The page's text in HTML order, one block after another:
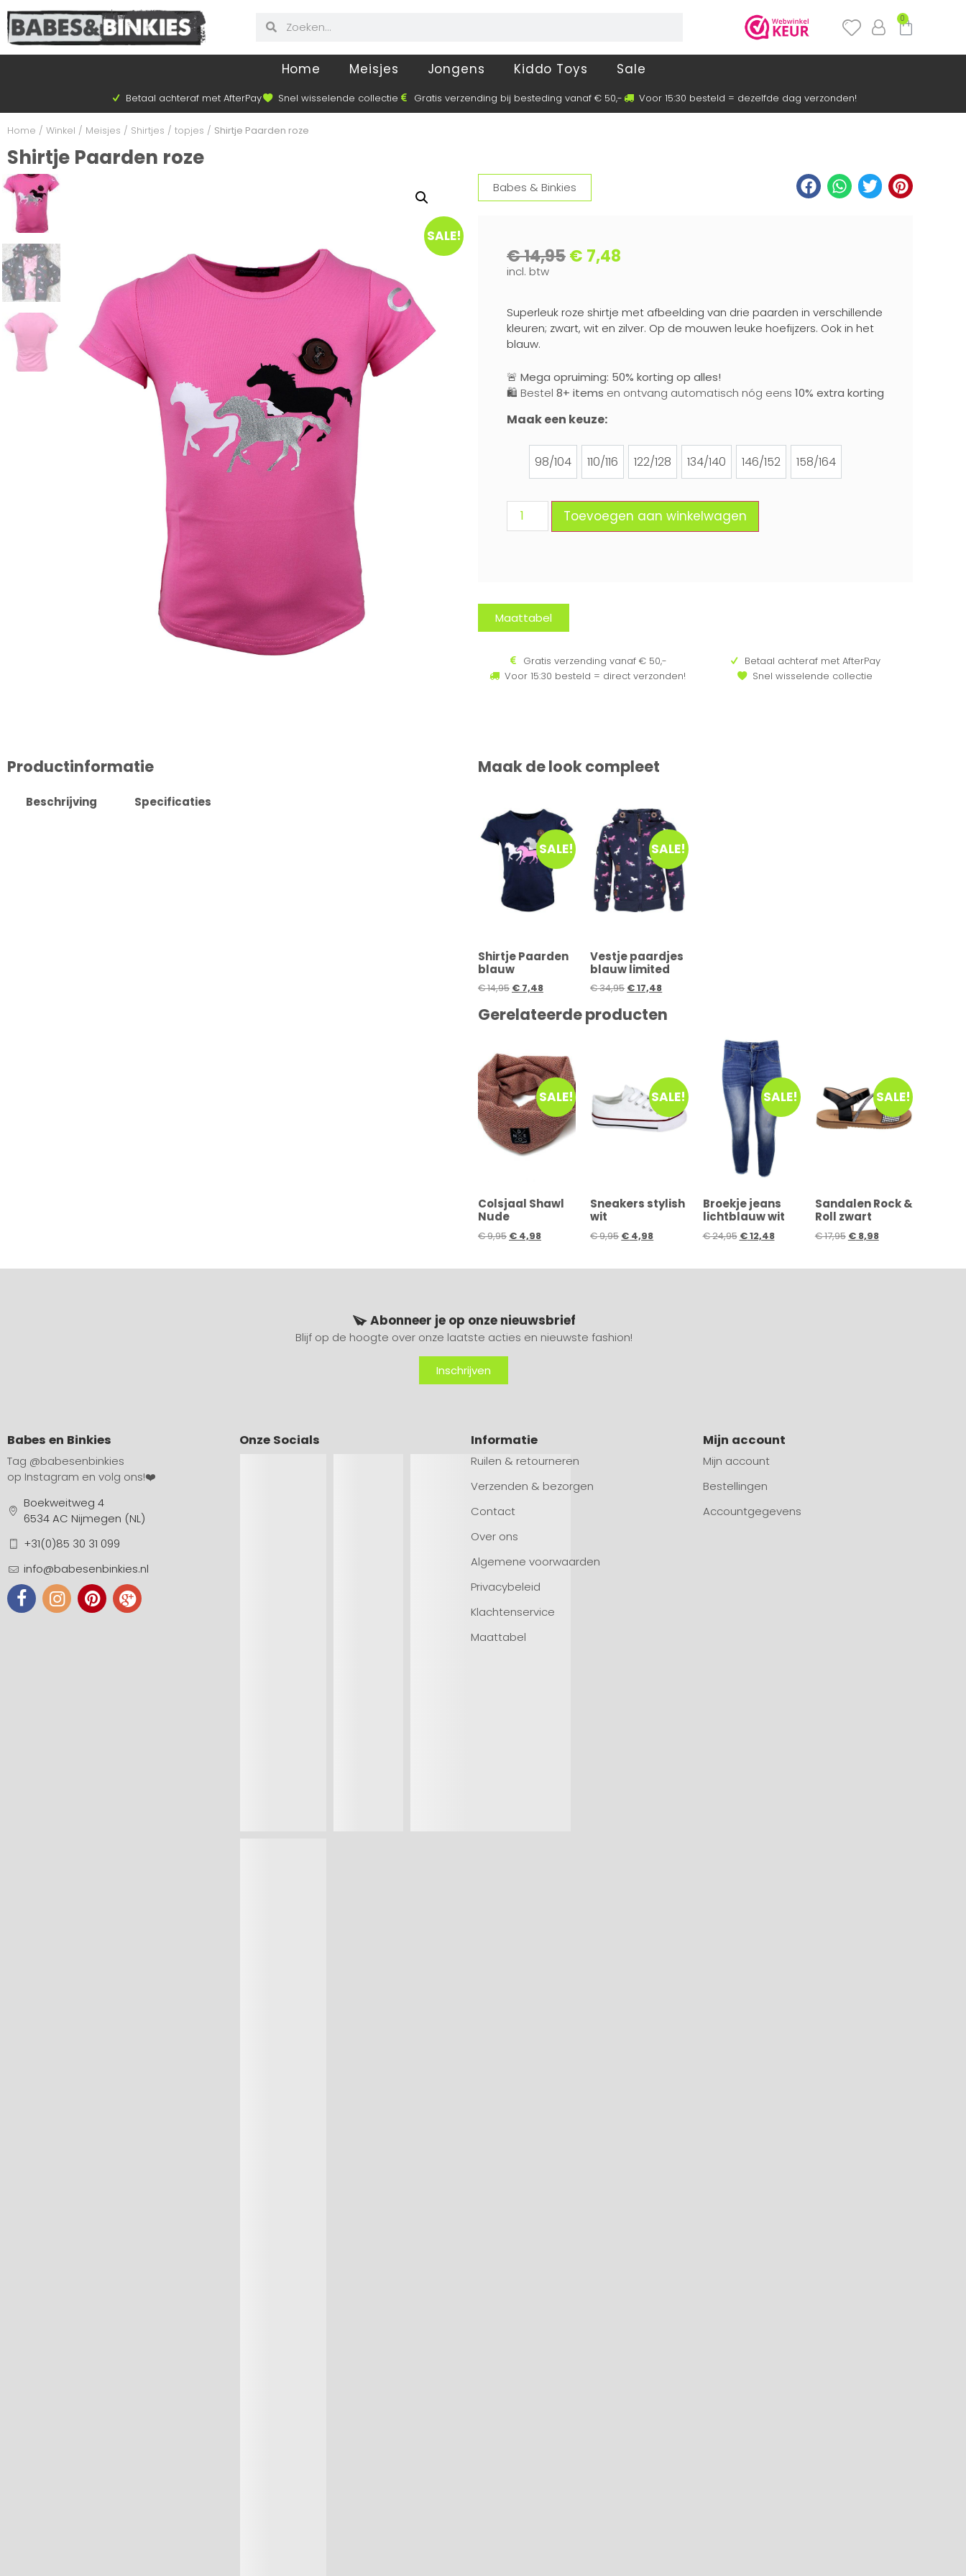
0
Home Meisjes Jongens Kiddo Toys Sale
Betaal achteraf met AfterPay Snel wisselende collectie Gratis verzending bij besteding vanaf € 50,- Voor 15:30 besteld = dezelfde dag verzonden!
Home / Winkel / Meisjes / Shirtjes / topjes / Shirtje Paarden roze
Shirtje Paarden roze
SALE!
Babes & Binkies
€14,95€ 7,48
incl. btw
Superleuk roze shirtje met afbeelding van drie paarden in verschillende
kleuren; zwart, wit en zilver. Op de mouwen leuke hoefijzers. Ook in het
blauw.
🚨 Mega opruiming: 50% korting op alles!
🛍️ Bestel 8+ items en ontvang automatisch nóg eens 10% extra korting
Maak een keuze:
98/104
98/104
110/116
110/116
122/128
122/128
134/140
134/140
146/152
146/152
158/164
158/164
Toevoegen aan winkelwagen
Maattabel
Gratis verzending vanaf € 50,-
Voor 15:30 besteld = direct verzonden!
Betaal achteraf met AfterPay
Snel wisselende collectie
Productinformatie
Beschrijving Specificaties
Maak de look compleet
SALE!
Shirtje Paarden
blauw
€14,95 € 7,48
SALE!
Vestje paardjes
blauw limited
€34,95 €17,48
Gerelateerde producten
SALE!
Colsjaal Shawl
Nude
€9,95 € 4,98
SALE!
Sneakers stylish
wit
€9,95 € 4,98
SALE!
Broekje jeans
lichtblauw wit
€24,95 €12,48
SALE!
Sandalen Rock &
Roll zwart
€17,95 €8,98
Abonneer je op onze nieuwsbrief
Blijf op de hoogte over onze laatste acties en nieuwste fashion!
Inschrijven
Babes en Binkies
Tag @babesenbinkies
op Instagram en volg ons!❤️
Boekweitweg 4
6534 AC Nijmegen (NL)
+31(0)85 30 31 099
info@babesenbinkies.nl
Onze Socials Informatie
Ruilen & retourneren
Verzenden & bezorgen
Contact
Over ons
Algemene voorwaarden
Privacybeleid
Klachtenservice
Maattabel
Mijn account
Mijn account
Bestellingen
Accountgegevens